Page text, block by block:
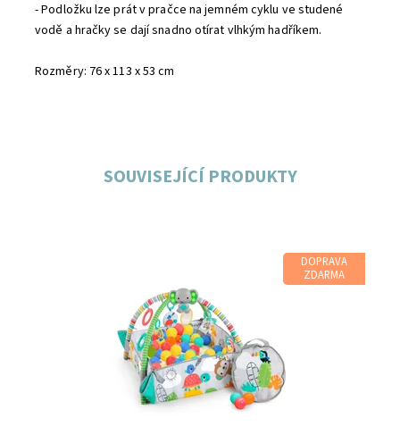
- Podložku lze prát v pračce na jemném cyklu ve studené
vodě a hračky se dají snadno otírat vlhkým hadříkem.
Rozměry: 76 x 113 x 53 cm
SOUVISEJÍCÍ PRODUKTY
DOPRAVA
ZDARMA
Skladem